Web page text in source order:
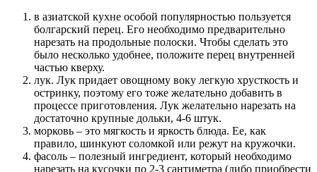
в азиатской кухне особой популярностью пользуется
болгарский перец. Его необходимо предварительно
нарезать на продольные полоски. Чтобы сделать это
было несколько удобнее, положите перец внутренней
частью кверху.
лук. Лук придает овощному воку легкую хрусткость и
остринку, поэтому его тоже желательно добавить в
процессе приготовления. Лук желательно нарезать на
достаточно крупные дольки, 4-6 штук.
морковь – это мягкость и яркость блюда. Ее, как
правило, шинкуют соломкой или режут на кружочки.
фасоль – полезный ингредиент, который необходимо
нарезать на кусочки по 2-3 сантиметра (либо приобрести